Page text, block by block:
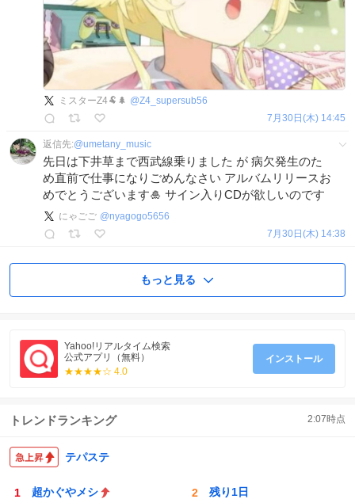
ミスターZ4🐏🌲 @Z4_supersub56
7月30日(木) 14:45
返信先:@umetany_music
先日は下井草まで西武線乗りました が 病欠発生のた
め直前で仕事になりごめんなさい アルバムリリースお
めでとうございます🎍 サイン入りCDが欲しいのです
にゃごご @nyagogo5656
7月30日(木) 14:38
もっと見る
Yahoo!リアルタイム検索
公式アプリ（無料）
★★★★☆ 4.0
インストール
トレンドランキング 2:07時点
テパステ
超かぐやメシ 残り1日